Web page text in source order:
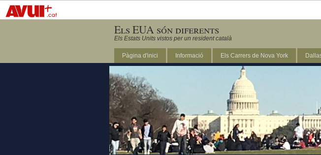
Els EUA són diferents
Els Estats Units vistos per un resident català
Pàgina d'inici Informació Els Carrers de Nova York